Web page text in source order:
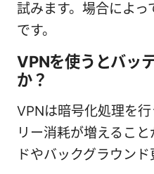
試みます。場合によ
です。
VPNを使うとバッ
か？
VPNは暗号化処理を
リー消耗が増えるこ
ドやバックグラウンド